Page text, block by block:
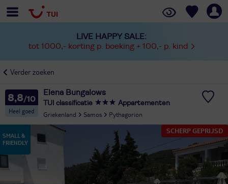
LIVE HAPPY SALE:
tot 1000,- korting p. boeking + 100,- p. kind
Verder zoeken
8,8
Heel goed
Elena Bungalows
TUI classificatie Appartementen
Griekenland Samos
Pythagorion
SCHERP GEPRIJSD